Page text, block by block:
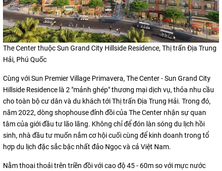
The Center thuộc Sun Grand City Hillside Residence, Thị trấn Địa Trung
Hải, Phú Quốc
Cùng với Sun Premier Village Primavera, The Center - Sun Grand City
Hillside Residence là 2 "mảnh ghép" thương mại dịch vụ, thỏa nhu cầu
cho toàn bộ cư dân và du khách tới Thị trấn Địa Trung Hải. Trong đó,
năm 2022, dòng shophouse đỉnh đồi của The Center nhận sự quan
tâm của giới đầu tư lão lãng. Không chỉ để đón làn sóng du lịch hồi
sinh, nhà đầu tư muốn nắm cơ hội cuối cùng để kinh doanh trong tổ
hợp du lịch đặc sắc bậc nhất đảo Ngọc và cả Việt Nam.
Nằm thoai thoải trên triền đồi với cao độ 45 - 60m so với mực nước